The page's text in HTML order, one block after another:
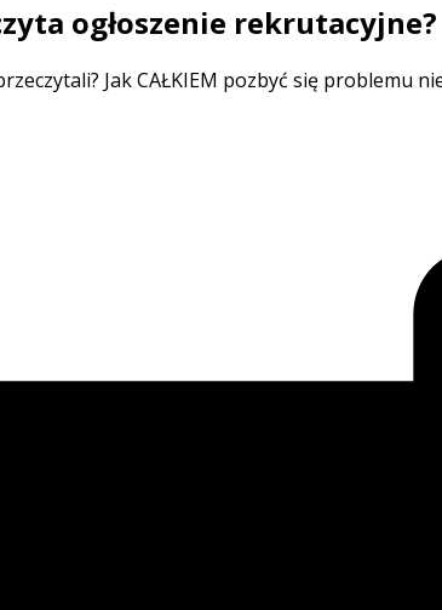
ogłoszenie rekrutacyjne?
Jak CAŁKIEM pozbyć się problemu